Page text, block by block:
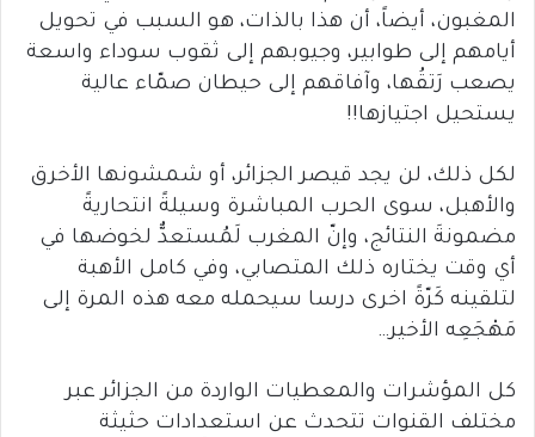
المغبون، أيضاً، أن هذا بالذات، هو السبب في تحويل
أيامهم إلى طوابير، وجيوبهم إلى ثقوب سوداء واسعة
يصعب رَتقُها، وآفاقهم إلى حيطان صمّاء عالية
يستحيل اجتيازها!!
لكل ذلك، لن يجد قيصر الجزائر، أو شمشونها الأخرق
والأهبل، سوى الحرب المباشرة وسيلةً انتحاريةً
مضمونةَ النتائج، وإنّ المغرب لَمُستعدٌّ لخوضها في
أي وقت يختاره ذلك المتصابي، وفي كامل الأهبة
لتلقينه كَرّةً اخرى درسا سيحمله معه هذه المرة إلى
مَهْجَعِه الأخير…
كل المؤشرات والمعطيات الواردة من الجزائر عبر
مختلف القنوات تتحدث عن استعدادات حثيثة